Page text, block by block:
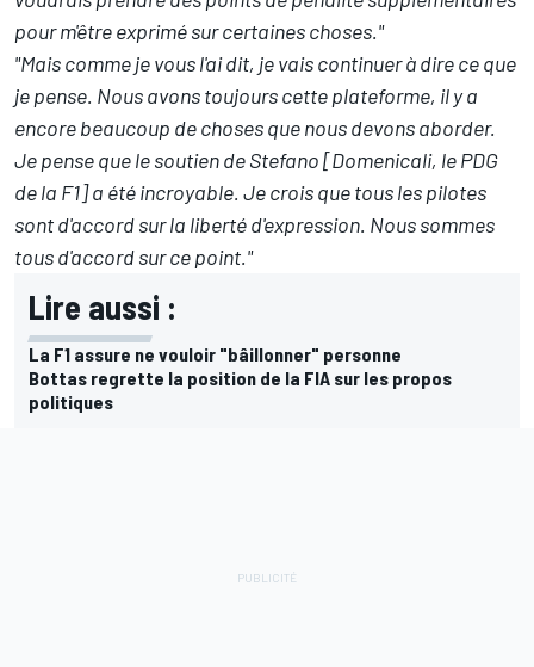
pour m'être exprimé sur certaines choses."
"Mais comme je vous l'ai dit, je vais continuer à dire ce que
je pense. Nous avons toujours cette plateforme, il y a
encore beaucoup de choses que nous devons aborder.
Je pense que le soutien de Stefano [Domenicali, le PDG
de la F1] a été incroyable. Je crois que tous les pilotes
sont d'accord sur la liberté d'expression. Nous sommes
tous d'accord sur ce point."
Lire aussi :
La F1 assure ne vouloir "bâillonner" personne
Bottas regrette la position de la FIA sur les propos
politiques